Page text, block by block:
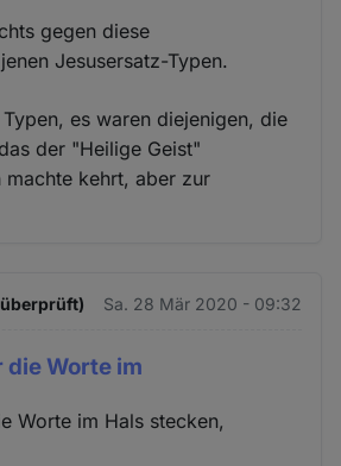
gegen diese
Jesusersatz-Typen.
es waren diejenigen, die
der "Heilige Geist"
machte kehrt, aber zur
Sa. 28 Mär 2020 - 09:32
die Worte im
Worte im Hals stecken,